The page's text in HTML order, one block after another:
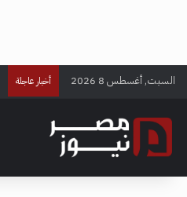
السبت, أغسطس 8 2026 أخبار عاجلة